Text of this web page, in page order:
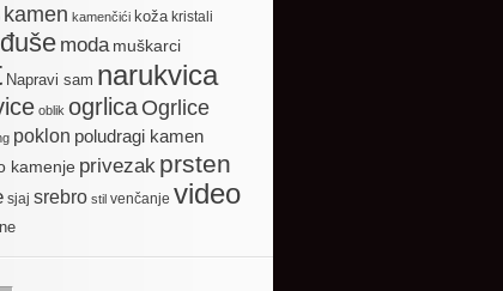
kamen kamenčići koža kristali
moda muškarci
Napravi sam narukvica
oblik ogrlicaOgrlice
poklon poludragi kamen
kamenje privezak prsten
sjaj srebro stil venčanje video